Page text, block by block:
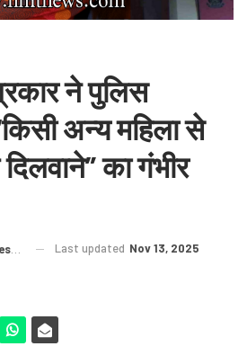
ने पुलिस
अन्य महिला से
का गंभीर
Last updated Nov 13, 2025